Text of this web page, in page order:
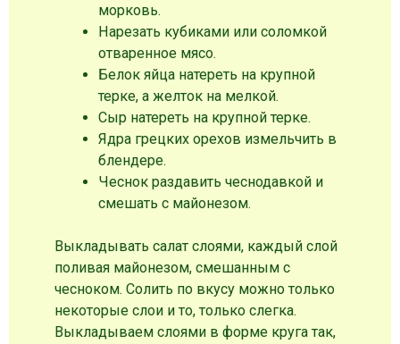
морковь.
Нарезать кубиками или соломкой
отваренное мясо.
Белок яйца натереть на крупной
терке, а желток на мелкой.
Сыр натереть на крупной терке.
Ядра грецких орехов измельчить в
блендере.
Чеснок раздавить чеснодавкой и
смешать с майонезом.
Выкладывать салат слоями, каждый слой
поливая майонезом, смешанным с
чесноком. Солить по вкусу можно только
некоторые слои и то, только слегка.
Выкладываем слоями в форме круга так,